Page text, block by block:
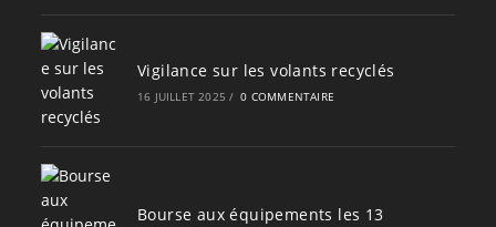
Vigilance sur les volants recyclés
16 JUILLET 2025 / 0 COMMENTAIRE
Bourse aux équipements les 13